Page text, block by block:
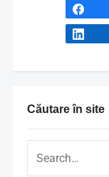
Căutare în site